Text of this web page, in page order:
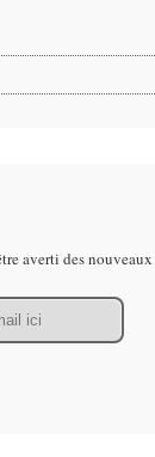
averti des nouveaux